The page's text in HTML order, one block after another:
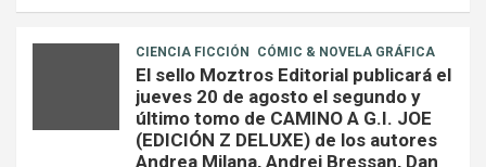
CIENCIA FICCIÓN CÓMIC & NOVELA GRÁFICA
El sello Moztros Editorial publicará el
jueves 20 de agosto el segundo y
último tomo de CAMINO A G.I. JOE
(EDICIÓN Z DELUXE) de los autores
Andrea Milana, Andrei Bressan, Dan